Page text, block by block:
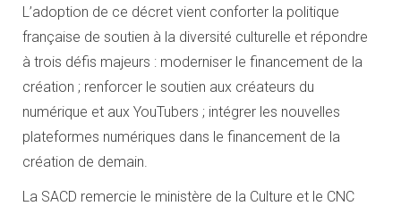
L’adoption de ce décret vient conforter la politique
française de soutien à la diversité culturelle et répondre
à trois défis majeurs : moderniser le financement de la
création ; renforcer le soutien aux créateurs du
numérique et aux YouTubers ; intégrer les nouvelles
plateformes numériques dans le financement de la
création de demain.
La SACD remercie le ministère de la Culture et le CNC